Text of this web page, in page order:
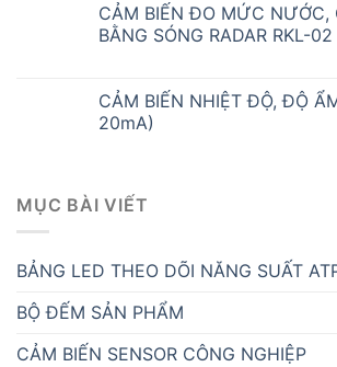
CẢM BIẾN ĐO MỨC NƯỚC,
BẰNG SÓNG RADAR RKL-02
CẢM BIẾN NHIỆT ĐỘ, ĐỘ
20mA)
MỤC BÀI VIẾT
BẢNG LED THEO DÕI NĂNG SUẤT
BỘ ĐẾM SẢN PHẨM
CẢM BIẾN SENSOR CÔNG NGHIỆP